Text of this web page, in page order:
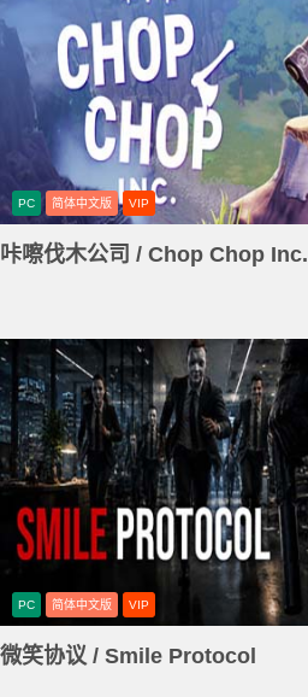
PC 简体中文版 VIP
咔嚓伐木公司 / Chop Chop Inc.
PC 简体中文版 VIP
微笑协议 / Smile Protocol